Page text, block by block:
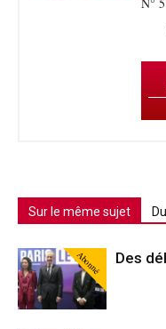
Sur le même sujet
Abonné Des